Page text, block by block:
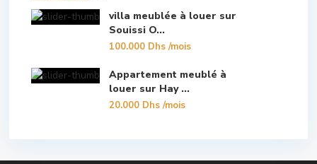
villa meublée à louer sur
Souissi O...
100.000 Dhs/mois
Appartement meublé à
louer sur Hay ...
20.000 Dhs/mois